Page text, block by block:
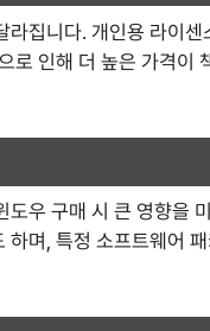
집니다. 개인용 라이센
로 인해 더 높은 가격이
우 구매 시 큰 영향을
며, 특정 소프트웨어